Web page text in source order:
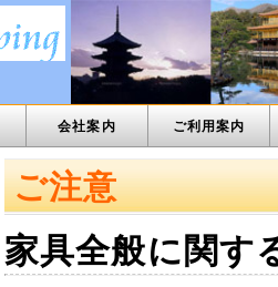
会社案内 ご利用案内
ご注意
家具全般に関す